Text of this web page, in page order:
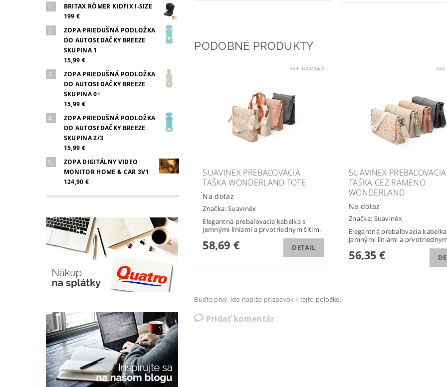
BRITAX RÖMER KIDFIX I-SIZE
199 €
ZOPA PRIEDUŠNÁ PODLOŽKA
DO AUTOSEDAČKY BREEZE
SKUPINA 1
15,99 €
ZOPA PRIEDUŠNÁ PODLOŽKA
DO AUTOSEDAČKY BREEZE
SKUPINA 0+
15,99 €
ZOPA PRIEDUŠNÁ PODLOŽKA
DO AUTOSEDAČKY BREEZE
SKUPINA 2/3
15,99 €
ZOPA DIGITÁLNY VIDEO
MONITOR HOME & CAR 3V1
124,90 €
PODOBNÉ PRODUKTY
Kód: 3402804LB
SUAVINEX PREBAĽOVACIA
TAŠKA WONDERLAND TOTE
Na dotaz
Značka: Suavinéx
Elegantná prebaľovacia kabelka s
jemnými líniami a prvotriednym šitím.
58,69 € DETAIL
Kód:
SUAVINEX PREBAĽOVACIA
TAŠKA CEZ RAMENO
WONDERLAND
Na dotaz
Značka: Suavinéx
Elegantná prebaľovacia
jemnými líniami a
56,35 €
Buďte prvý, kto napíše príspevok k tejto položke.
Pridať komentár